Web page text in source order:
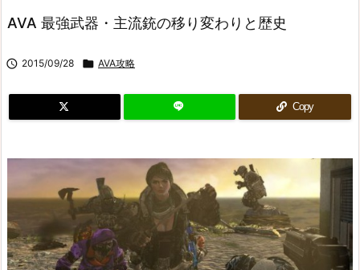
AVA 最強武器・主流銃の移り変わりと歴史
 2015/09/28  AVA攻略
Copy